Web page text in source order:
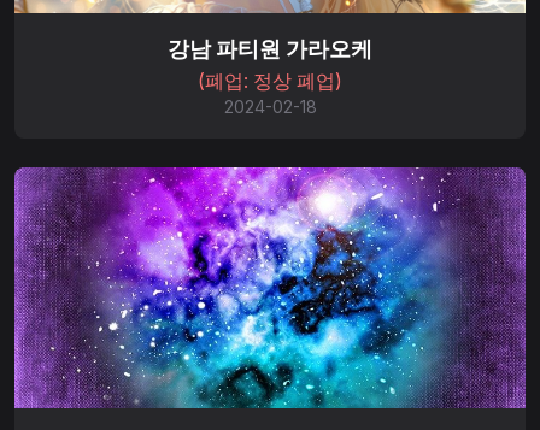
강남 파티원 가라오케
(폐업: 정상 폐업)
2024-02-18